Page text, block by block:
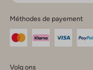
Méthodes de payement
Volg ons